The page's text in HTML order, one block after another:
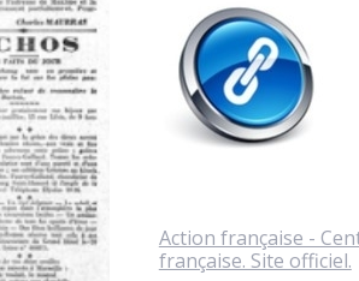
Action française -
française. Site officiel.